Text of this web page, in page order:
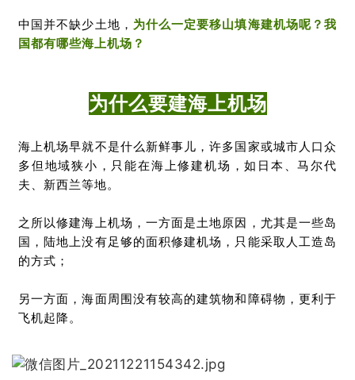
中国并不缺少土地， 为什么一定要移山填海建机场呢？我
国都有哪些海上机场？
为什么要建海上机场
海上机场早就不是什么新鲜事儿，许多国家或城市人口众
多但地域狭小，只能在海上修建机场，如日本、马尔代
夫、新西兰等地。
之所以修建海上机场，一方面是土地原因，尤其是一些岛
国，陆地上没有足够的面积修建机场，只能采取人工造岛
的方式；
另一方面，海面周围没有较高的建筑物和障碍物，更利于
飞机起降。